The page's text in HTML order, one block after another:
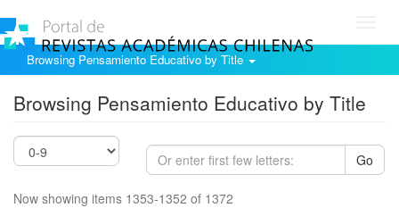
Browsing Pensamiento Educativo by Title
Browsing Pensamiento Educativo by Title
Go
Now showing items 1353-1352 of 1372